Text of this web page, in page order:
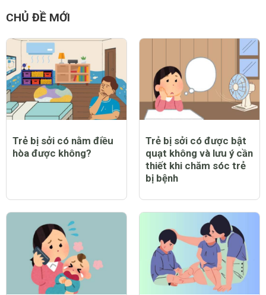
CHỦ ĐỀ MỚI
Trẻ bị sởi có nằm điều
hòa được không?
Trẻ bị sởi có được bật
quạt không và lưu ý cần
thiết khi chăm sóc trẻ
bị bệnh